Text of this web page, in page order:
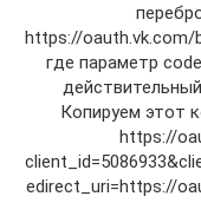
https://oauth.vk.com/
где параметр
Копируем этот
https://
edirect_uri=https://